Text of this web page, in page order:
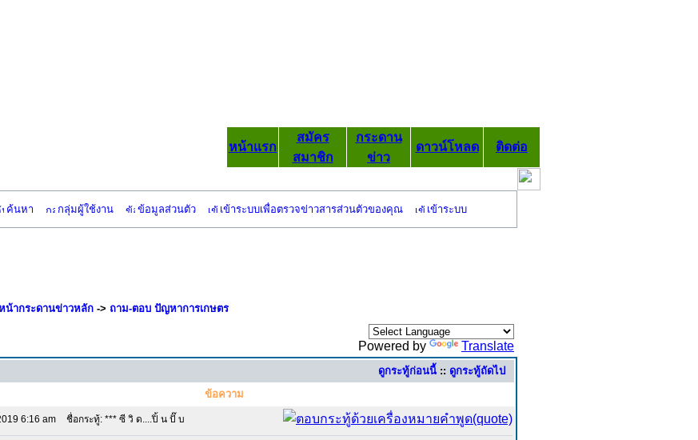
หน้าแรก
สมัคร
สมาชิก
กระดาน
ข่าว
ดาวน์โหลด ติดต่อ
ค้นหา กลุ่มผู้ใช้งาน ข้อมูลส่วนตัว เข้าระบบเพื่อตรวจข่าวสารส่วนตัวของคุณ เข้าระบบ
น้ากระดานข่าวหลัก -> ถาม-ตอบ ปัญหาการเกษตร
Powered by Translate
ดูกระทู้ก่อนนี้ :: ดูกระทู้ถัดไป
ข้อความ
6:16 am ชื่อกระทู้: *** ซี วิ ด....ปิ้ น ปั๊ บ